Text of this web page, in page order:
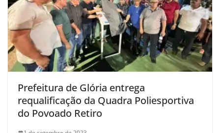
Prefeitura de Glória entrega
requalificação da Quadra Poliesportiva
do Povoado Retiro